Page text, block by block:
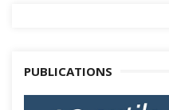
PUBLICATIONS